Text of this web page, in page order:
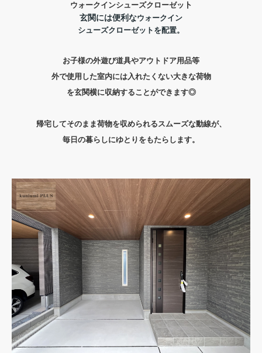
ウォークインシューズクローゼッ ト
玄関には便利なウォークイン
シューズクローゼットを配置。
お子様の外遊び道具やアウトドア用品等
外で使用した室内には入れたくない大きな荷物
を玄関横に収納することができます◎
帰宅してそのまま荷物を収められるスムーズな動線が、
毎日の暮らしにゆとりをもたらします。